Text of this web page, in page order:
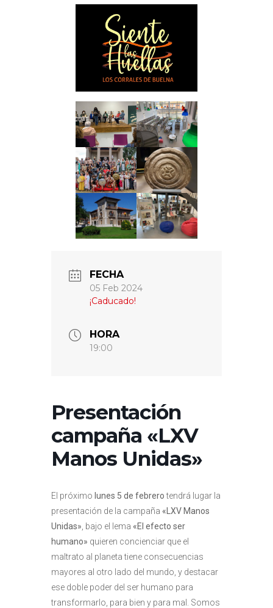
FECHA
05 Feb 2024
¡Caducado!
HORA
19:00
Presentación
campaña «LXV
Manos Unidas»
El próximo lunes 5 de febrerotendrá lugar la
presentación de la campaña «LXV Manos
Unidas» , bajo el lema «El efecto ser
humano» quieren concienciar que el
maltrato al planeta tiene consecuencias
mayores al otro lado del mundo, y destacar
ese doble poder del ser humano para
transformarlo, para bien y para mal. Somos